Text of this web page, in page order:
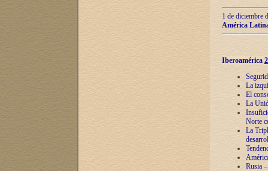
1 de diciembre
América
Iberoamérica
La
El
La
Norte
La
Rusia